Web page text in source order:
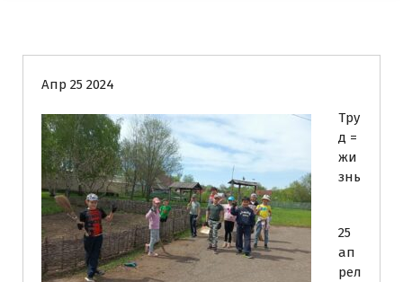
Апр 25 2024
Тру
д =
жи
знь
25
ап
рел